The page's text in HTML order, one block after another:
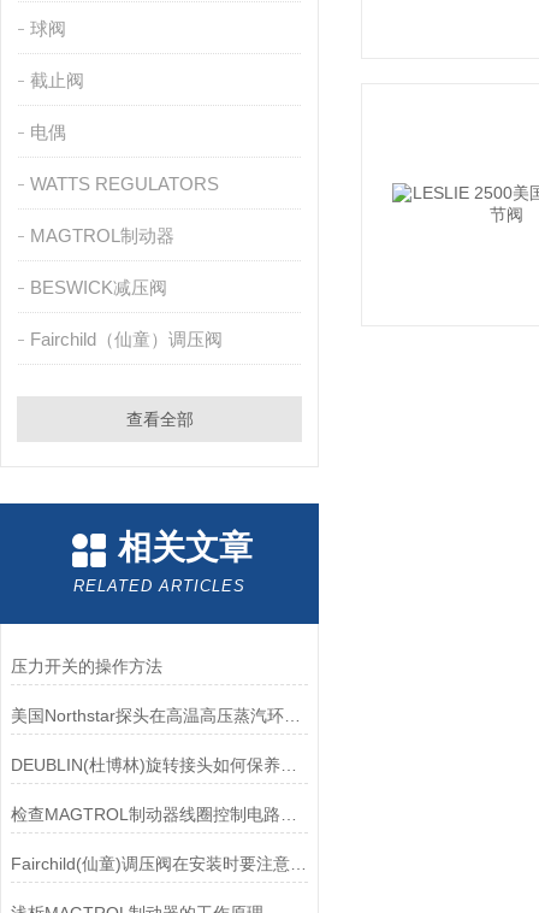
球阀
截止阀
电偶
WATTS REGULATORS
MAGTROL制动器
BESWICK减压阀
Fairchild（仙童）调压阀
查看全部
相关文章
RELATED ARTICLES
压力开关的操作方法
美国Northstar探头在高温高压蒸汽环境下的液位测量可靠性
DEUBLIN(杜博林)旋转接头如何保养？需要注意哪些事项？
Fairchild(仙童)调压阀在安装时要注意有哪些需要注意的地方？